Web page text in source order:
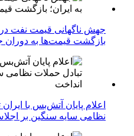
جهش ناگهانی قیمت نفت در
بازگشت قیمت‌ها به دوران
اعلام پایان آتش‌بس با
نظامی سایه سنگین بر